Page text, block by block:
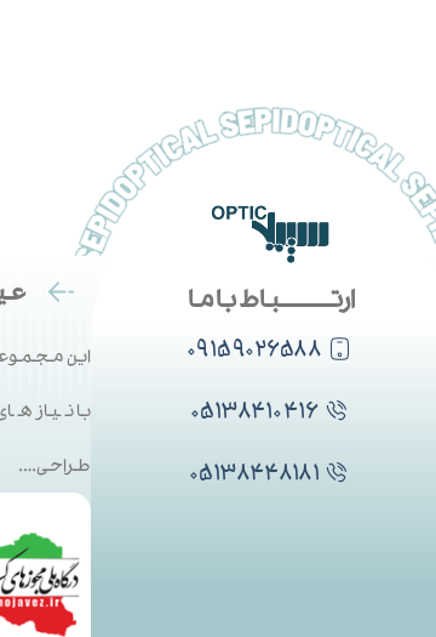
ارتــــــــــباط با ما
۰۹۱۵۹۰۲۶۵۸۸
۰۵۱۳۸۴۱۰۴۱۶
۰۵۱۳۸۴۴۸۱۸۱
این
با نیاز
طراحی….